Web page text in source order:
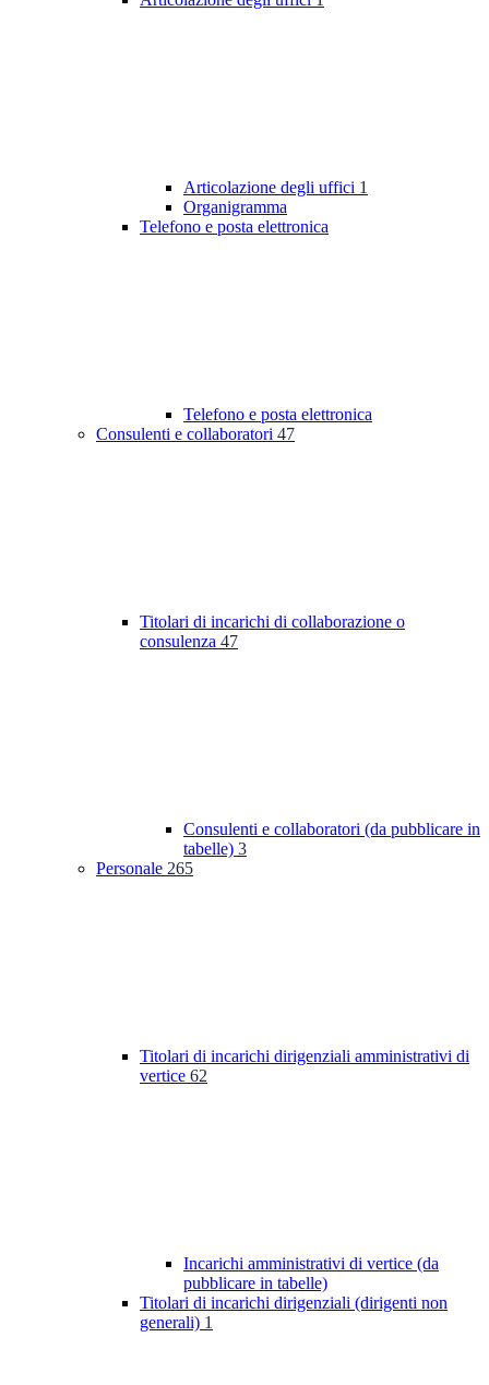
Articolazione degli uffici 1
Organigramma
Telefono e posta elettronica
Telefono e posta elettronica
Consulenti e collaboratori 47
Titolari di incarichi di collaborazione o
consulenza 47
Consulenti e collaboratori (da pubblicare in
tabelle) 3
Personale 265
Titolari di incarichi dirigenziali amministrativi di
vertice 62
Incarichi amministrativi di vertice (da
pubblicare in tabelle)
Titolari di incarichi dirigenziali (dirigenti non
generali) 1